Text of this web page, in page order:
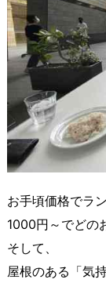
お手頃価格でラ
1000円～でどの
そして、
屋根のある「気